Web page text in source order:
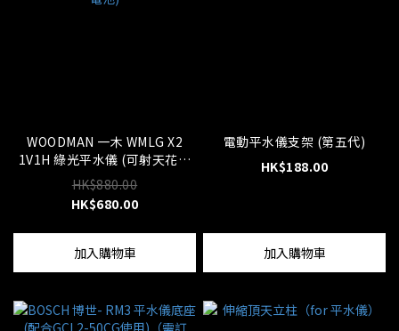
WOODMAN 一木 WMLG X2
1V1H 綠光平水儀 (可射天花鉛
直/地墨) 配 TYPE-C 充電池 (適
用2A電池)
HK$880.00
HK$680.00
加入購物車
電動平水儀支架 (第五代)
HK$188.00
加入購物車